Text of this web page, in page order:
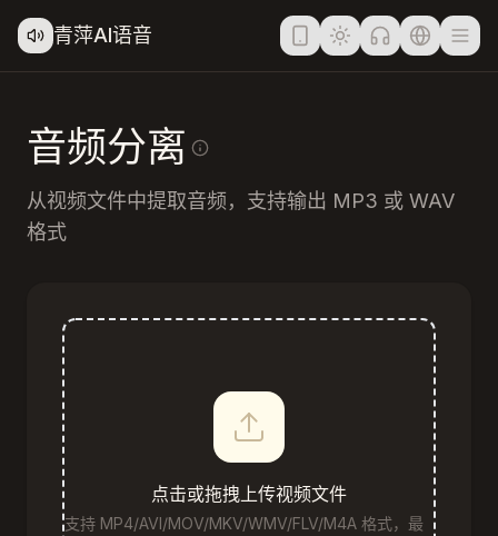
青萍AI语音
音频分离
从视频文件中提取音频，支持输出 MP3 或 WAV
格式
点击或拖拽上传视频文件
支持 MP4/AVI/MOV/MKV/WMV/FLV/M4A 格式，最